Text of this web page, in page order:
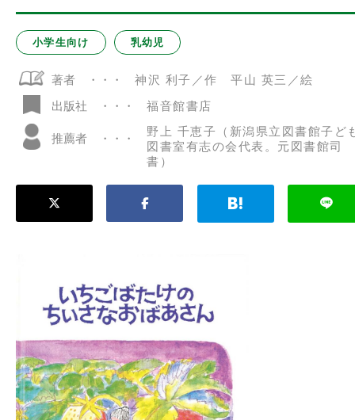
小学生向け 乳幼児
著者
神沢 利子／作 平山 英三／絵
出版社
福音館書店
推薦者
野上 千恵子（新潟県立図書館子ど
図書室有志の会代表。元図書館司
書）